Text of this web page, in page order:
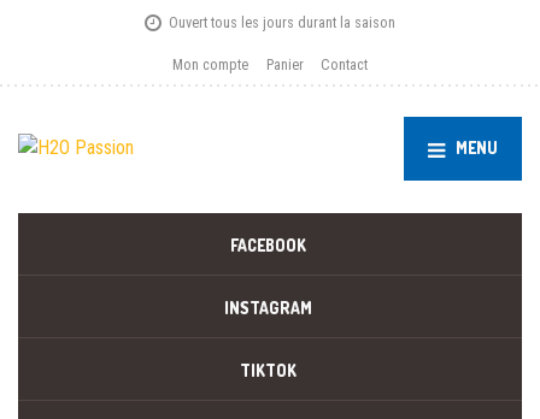
Ouvert tous les jours durant la saison
Mon compte Panier Contact
MENU
FACEBOOK
INSTAGRAM
TIKTOK